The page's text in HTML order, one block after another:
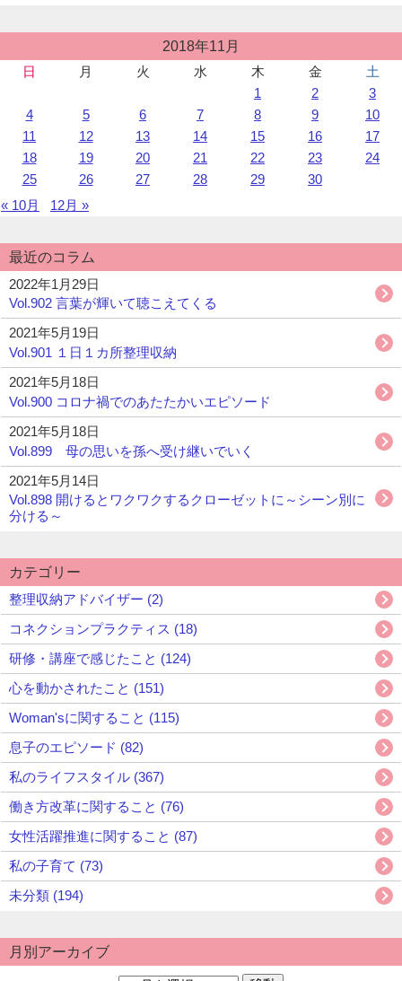
用
す。
せ：
稿
2018年11月
日
月 火 水 木 金
土
1
2
3
4
5 6 7 8 9
10
11
12 13 14 15 16
17
18
19 20 21 22 23
24
25
26 27 28 29
30
« 10月
12月 »
最近のコラム
2022年1月29日
Vol.902 言葉が輝いて聴こえてくる
2021年5月19日
Vol.901 １日１カ所整理収納
2021年5月18日
Vol.900 コロナ禍でのあたたかいエピソード
2021年5月18日
Vol.899 母の思いを孫へ受け継いでいく
2021年5月14日
Vol.898 開けるとワクワクするクローゼットに～シーン別に
分ける～
カテゴリー
整理収納アドバイザー (2)
コネクションプラクティス (18)
研修・講座で感じたこと (124)
心を動かされたこと (151)
Woman'sに関すること (115)
息子のエピソード (82)
私のライフスタイル (367)
働き方改革に関すること (76)
女性活躍推進に関すること (87)
私の子育て (73)
未分類 (194)
月別アーカイブ